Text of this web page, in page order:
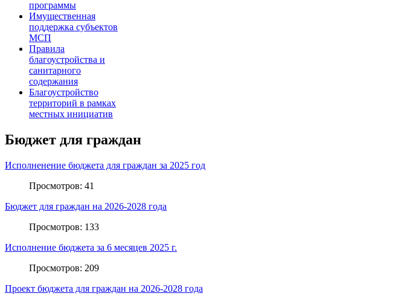
программы
Имущественная
поддержка субъектов
МСП
Правила
благоустройства и
санитарного
содержания
Благоустройство
территорий в рамках
местных инициатив
Бюджет для граждан
Исполненение бюджета для граждан за 2025 год
Просмотров: 41
Бюджет для граждан на 2026-2028 года
Просмотров: 133
Исполнение бюджета за 6 месяцев 2025 г.
Просмотров: 209
Проект бюджета для граждан на 2026-2028 года